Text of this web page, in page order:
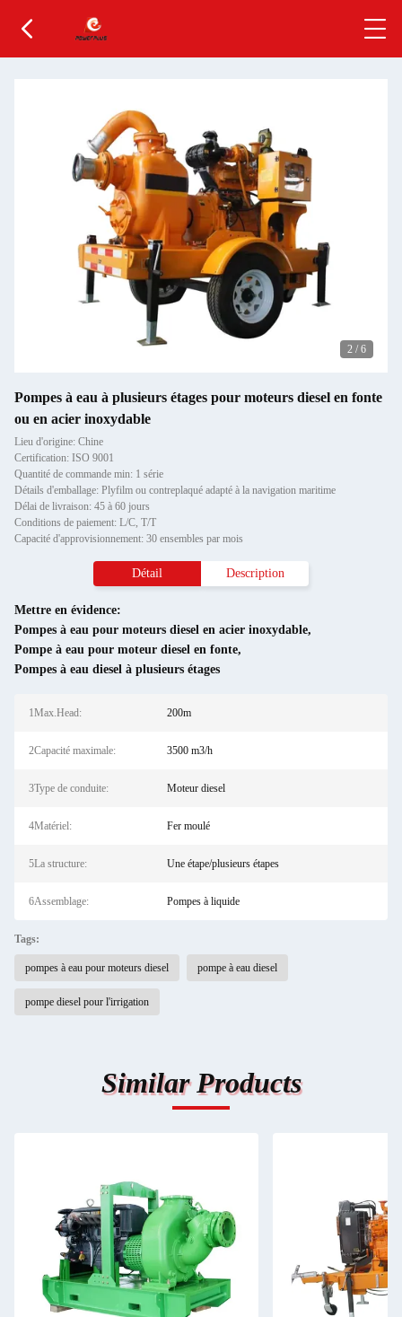
2 / 6
Pompes à eau à plusieurs étages pour moteurs diesel en fonte
ou en acier inoxydable
Lieu d'origine: Chine
Certification: ISO 9001
Quantité de commande min: 1 série
Détails d'emballage: Plyfilm ou contreplaqué adapté à la navigation maritime
Délai de livraison: 45 à 60 jours
Conditions de paiement: L/C, T/T
Capacité d'approvisionnement: 30 ensembles par mois
Détail Description
Mettre en évidence:
Pompes à eau pour moteurs diesel en acier inoxydable,
Pompe à eau pour moteur diesel en fonte,
Pompes à eau diesel à plusieurs étages
1Max.Head: 200m
2Capacité maximale: 3500 m3/h
3Type de conduite: Moteur diesel
4Matériel: Fer moulé
5La structure: Une étape/plusieurs étapes
6Assemblage: Pompes à liquide
Tags:
pompes à eau pour moteurs diesel pompe à eau diesel
pompe diesel pour l'irrigation
Similar Products